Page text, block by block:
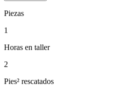
Piezas
1
Horas en taller
2
Pies² rescatados